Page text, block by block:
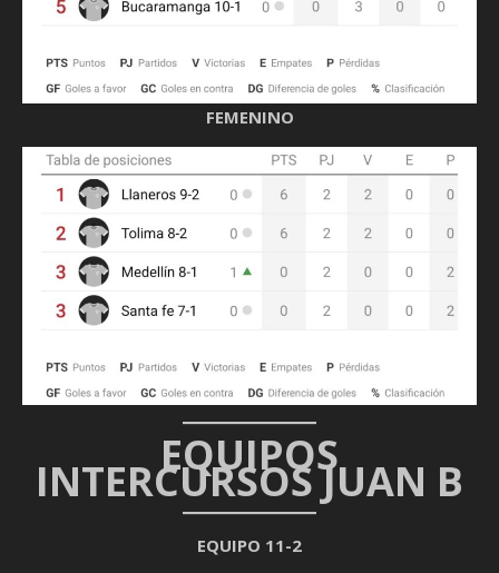
FEMENINO
EQUIPOS
INTERCURSOS JUAN B
EQUIPO 11-2